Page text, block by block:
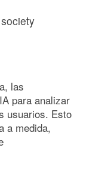
las
para analizar
usuarios. Esto
a medida,